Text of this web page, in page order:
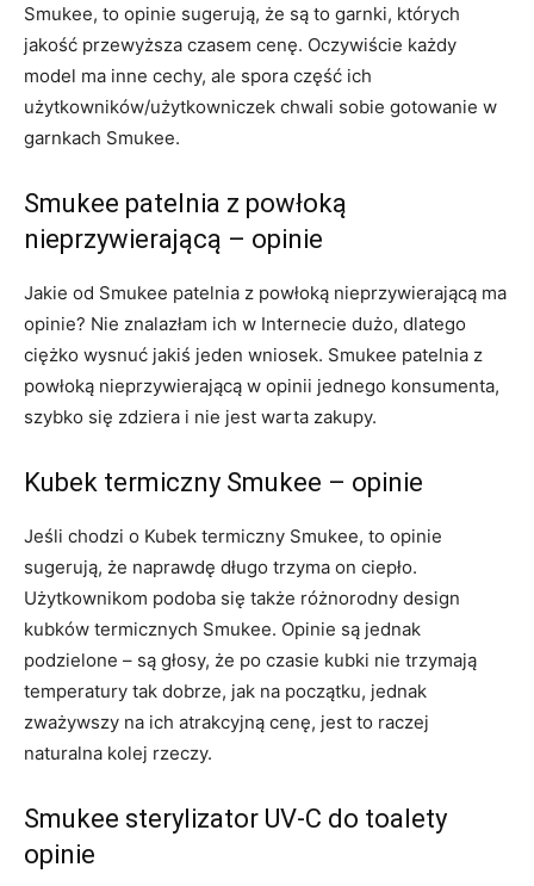
Smukee, to opinie sugerują, że są to garnki, których
jakość przewyższa czasem cenę. Oczywiście każdy
model ma inne cechy, ale spora część ich
użytkowników/użytkowniczek chwali sobie gotowanie w
garnkach Smukee.
Smukee patelnia z powłoką
nieprzywierającą – opinie
Jakie od Smukee patelnia z powłoką nieprzywierającą ma
opinie? Nie znalazłam ich w Internecie dużo, dlatego
ciężko wysnuć jakiś jeden wniosek. Smukee patelnia z
powłoką nieprzywierającą w opinii jednego konsumenta,
szybko się zdziera i nie jest warta zakupy.
Kubek termiczny Smukee – opinie
Jeśli chodzi o Kubek termiczny Smukee, to opinie
sugerują, że naprawdę długo trzyma on ciepło.
Użytkownikom podoba się także różnorodny design
kubków termicznych Smukee. Opinie są jednak
podzielone – są głosy, że po czasie kubki nie trzymają
temperatury tak dobrze, jak na początku, jednak
zważywszy na ich atrakcyjną cenę, jest to raczej
naturalna kolej rzeczy.
Smukee sterylizator UV-C do toalety
opinie